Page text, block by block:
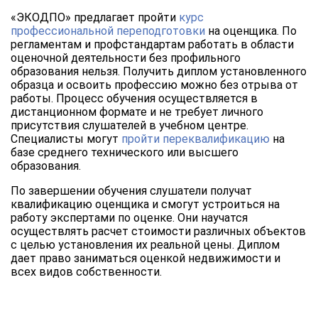
«ЭКОДПО» предлагает пройти курс
профессиональной переподготовки на оценщика. По
регламентам и профстандартам работать в области
оценочной деятельности без профильного
образования нельзя. Получить диплом установленного
образца и освоить профессию можно без отрыва от
работы. Процесс обучения осуществляется в
дистанционном формате и не требует личного
присутствия слушателей в учебном центре.
Специалисты могут пройти переквалификацию на
базе среднего технического или высшего
образования.
По завершении обучения слушатели получат
квалификацию оценщика и смогут устроиться на
работу экспертами по оценке. Они научатся
осуществлять расчет стоимости различных объектов
с целью установления их реальной цены. Диплом
дает право заниматься оценкой недвижимости и
всех видов собственности.